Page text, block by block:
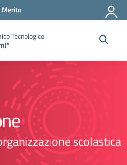
Merito
Tecnologico
scolastica